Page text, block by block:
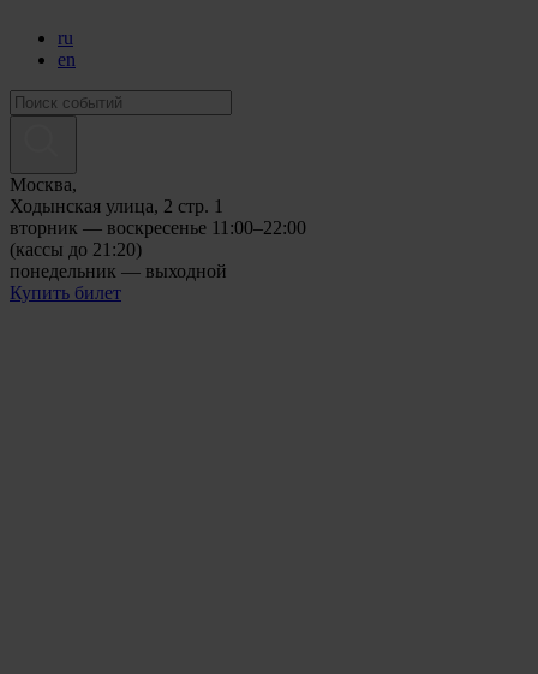
ru
en
Москва,
Ходынская улица, 2 стр. 1
вторник — воскресенье 11:00–22:00
(кассы до 21:20)
понедельник — выходной
Купить билет